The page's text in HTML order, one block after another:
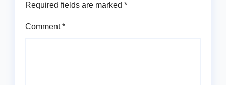
Required fields are marked *
Comment*